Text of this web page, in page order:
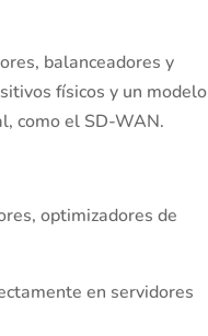
balanceadores y
físicos y un modelo
como el SD-WAN.
optimizadores de
en servidores